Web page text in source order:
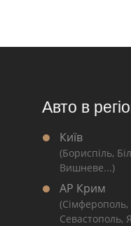
Авто в
Київ
(Бориспіль,
Вишневе...)
АР Крим
Севастополь,